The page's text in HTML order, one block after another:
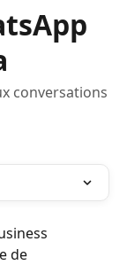
conversations
de